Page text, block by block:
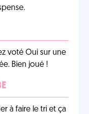
voté Oui sur une
Bien joué !
à faire le tri et ça